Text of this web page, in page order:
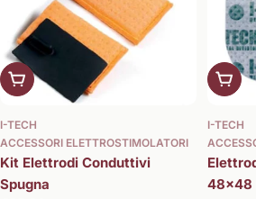
Aggiungi al carrello
I-TECH
ACCESSORI ELETTROSTIMOLATORI
Kit Elettrodi Conduttivi
Spugna
I-TECH
48x48